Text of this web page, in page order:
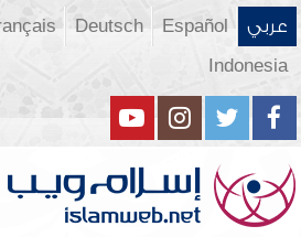
عربي Español
Deutsch
Indonesia